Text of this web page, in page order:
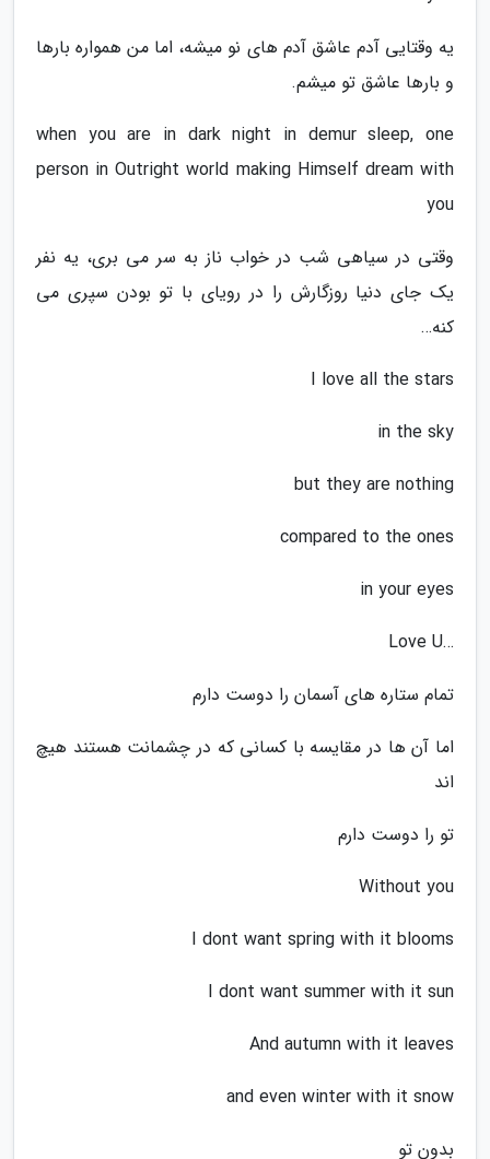
یه وقتایی آدم عاشق آدم های نو میشه، اما من همواره بارها
و بارها عاشق تو میشم.
when you are in dark night in demur sleep, one
person in Outright world making Himself dream with
you
وقتی در سیاهی شب در خواب ناز به سر می بری، یه نفر
یک جای دنیا روزگارش را در رویای با تو بودن سپری می
کنه…
I love all the stars
in the sky
but they are nothing
compared to the ones
in your eyes
…Love U
تمام ستاره های آسمان را دوست دارم
اما آن ها در مقایسه با کسانی که در چشمانت هستند هیچ
اند
تو را دوست دارم
Without you
I dont want spring with it blooms
I dont want summer with it sun
And autumn with it leaves
and even winter with it snow
بدون تو